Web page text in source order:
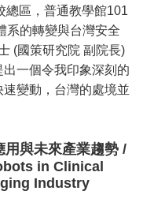
總區，普通教學館101
系的轉變與台灣安全
(國策研究院 副院長)
一個令我印象深刻的
變動，台灣的處境並
用與未來產業趨勢 /
in Clinical
Industry